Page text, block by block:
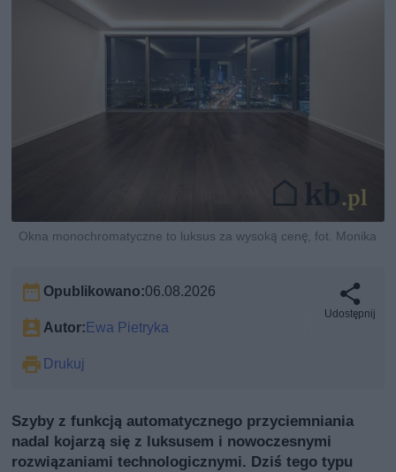
Okna monochromatyczne to luksus za wysoką cenę, fot. Monika
Opublikowano:06.08.2026
Autor: Ewa Pietryka
Drukuj
Udostępnij
Szyby z funkcją automatycznego przyciemniania
nadal kojarzą się z luksusem i nowoczesnymi
rozwiązaniami technologicznymi. Dziś tego typu